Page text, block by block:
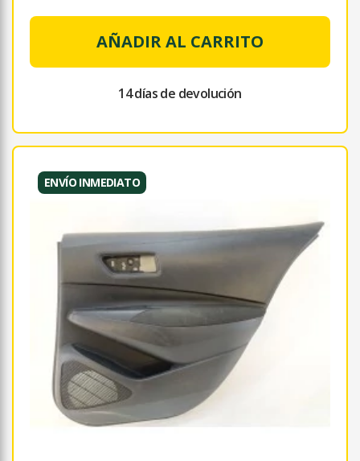
AÑADIR AL CARRITO
14 días de devolución
ENVÍO INMEDIATO